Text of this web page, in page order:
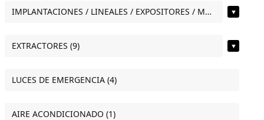
IMPLANTACIONES / LINEALES / EXPOSITORES / MOSTRADORES (11) ▼
EXTRACTORES (9) ▼
LUCES DE EMERGENCIA (4)
AIRE ACONDICIONADO (1)